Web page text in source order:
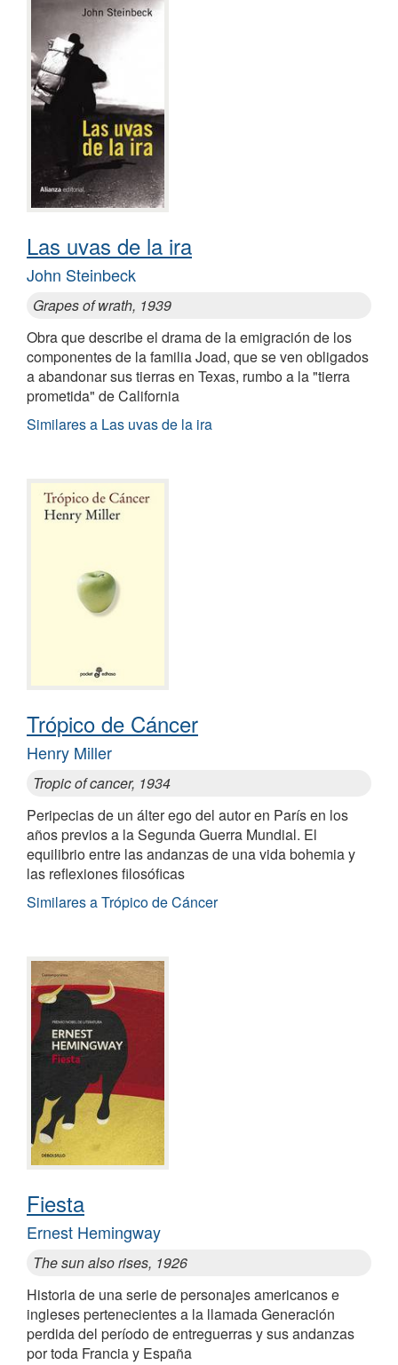
Las uvas de la ira
John Steinbeck
Grapes of wrath, 1939
Obra que describe el drama de la emigración de los
componentes de la familia Joad, que se ven obligados
a abandonar sus tierras en Texas, rumbo a la "tierra
prometida" de California
Similares a Las uvas de la ira
Trópico de Cáncer
Henry Miller
Tropic of cancer, 1934
Peripecias de un álter ego del autor en París en los
años previos a la Segunda Guerra Mundial. El
equilibrio entre las andanzas de una vida bohemia y
las reflexiones filosóficas
Similares a Trópico de Cáncer
Fiesta
Ernest Hemingway
The sun also rises, 1926
Historia de una serie de personajes americanos e
ingleses pertenecientes a la llamada Generación
perdida del período de entreguerras y sus andanzas
por toda Francia y España